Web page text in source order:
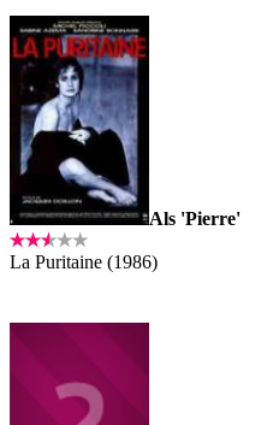
Als 'Pierre'
La Puritaine (1986)